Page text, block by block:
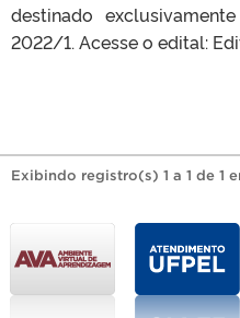
destinado
2022/1. Acesse o edital:
Exibindo registro(s) 1 a 1 de 1